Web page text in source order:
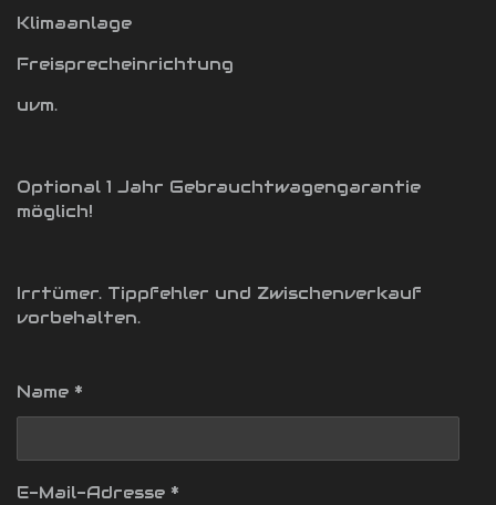
Klimaanlage
Freisprecheinrichtung
uvm.
Optional 1 Jahr Gebrauchtwagengarantie
möglich!
Irrtümer. Tippfehler und Zwischenverkauf
vorbehalten.
Name *
E-Mail-Adresse *